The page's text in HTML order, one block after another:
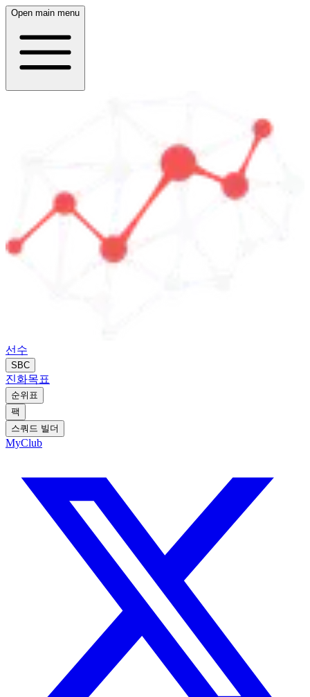
Open main menu
선수
SBC
진화목표
순위표
팩
스쿼드 빌더
MyClub